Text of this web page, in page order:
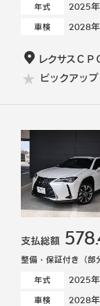
年式
2025
車検 2028
レクサスＣＰ
ピックアップ
支払総額
整備・保証付き（部
年式
2025
車検 2028